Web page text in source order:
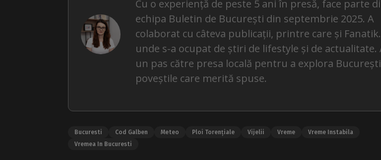
Cu o experiență de peste 5 ani în presă, face parte
echipa Buletin de București din septembrie 2025. A
colaborat cu câteva publicații, printre care și
unde s-a ocupat de știri de lifestyle și de actualitate.
un pas către presa locală pentru a explora
poveștile care merită spuse.
Bucuresti Cod Galben Meteo Ploi Torențiale Vijelii Vreme
Vreme Instabila
Vremea In Bucuresti